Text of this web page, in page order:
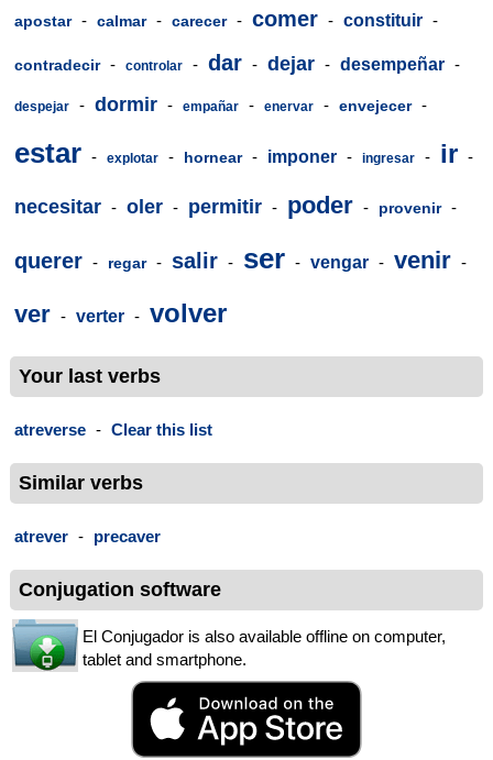
apostar - calmar - carecer - comer - constituir -
contradecir - controlar - dar - dejar - desempeñar -
despejar - dormir - empañar - enervar - envejecer -
estar - explotar - hornear - imponer - ingresar - ir -
necesitar - oler - permitir - poder - provenir -
querer - regar - salir - ser - vengar - venir -
ver - verter - volver
Your last verbs
atreverse - Clear this list
Similar verbs
atrever - precaver
Conjugation software
El Conjugador is also available offline on computer,
tablet and smartphone.